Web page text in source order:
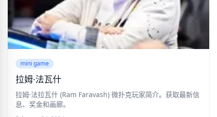
mini game
拉姆·法瓦什
拉姆·法拉瓦什 (Ram Faravash) 微扑克玩家简介。获取最新信
息、奖金和画廊。